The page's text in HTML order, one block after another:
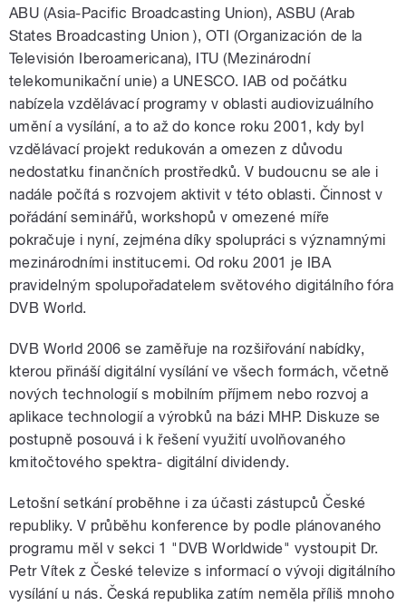
ABU (Asia-Pacific Broadcasting Union), ASBU (Arab
States Broadcasting Union ), OTI (Organización de la
Televisión Iberoamericana), ITU (Mezinárodní
telekomunikační unie) a UNESCO. IAB od počátku
nabízela vzdělávací programy v oblasti audiovizuálního
umění a vysílání, a to až do konce roku 2001, kdy byl
vzdělávací projekt redukován a omezen z důvodu
nedostatku finančních prostředků. V budoucnu se ale i
nadále počítá s rozvojem aktivit v této oblasti. Činnost v
pořádání seminářů, workshopů v omezené míře
pokračuje i nyní, zejména díky spolupráci s významnými
mezinárodními institucemi. Od roku 2001 je IBA
pravidelným spolupořadatelem světového digitálního fóra
DVB World.
DVB World 2006 se zaměřuje na rozšiřování nabídky,
kterou přináší digitální vysílání ve všech formách, včetně
nových technologií s mobilním příjmem nebo rozvoj a
aplikace technologií a výrobků na bázi MHP. Diskuze se
postupně posouvá i k řešení využití uvolňovaného
kmitočtového spektra- digitální dividendy.
Letošní setkání proběhne i za účasti zástupců České
republiky. V průběhu konference by podle plánovaného
programu měl v sekci 1 "DVB Worldwide" vystoupit Dr.
Petr Vítek z České televize s informací o vývoji digitálního
vysílání u nás. Česká republika zatím neměla příliš mnoho